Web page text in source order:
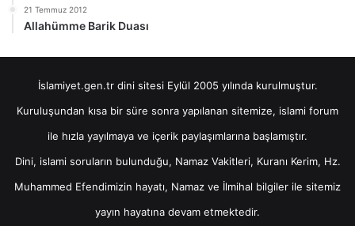
21 Temmuz 2012
Allahümme Barik Duası
İslamiyet.gen.tr dini sitesi Eylül 2005 yılında kurulmuştur.
Kuruluşundan kısa bir süre sonra yapılanan sitemize, islami forum
ile hızla yayılmaya ve içerik paylaşımlarına başlamıştır.
Dini, islami soruların bulunduğu, Namaz Vakitleri, Kuranı Kerim, Hz.
Muhammed Efendimizin hayatı, Namaz ve İlmihal bilgiler ile sitemiz
yayın hayatına devam etmektedir.